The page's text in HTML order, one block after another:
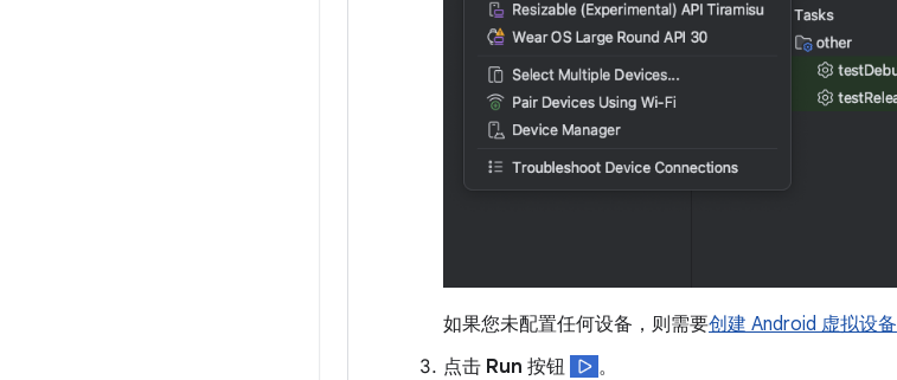
如果您未配置任何设备，则需要创建 Android 虚拟设备
点击 Run 按钮
。